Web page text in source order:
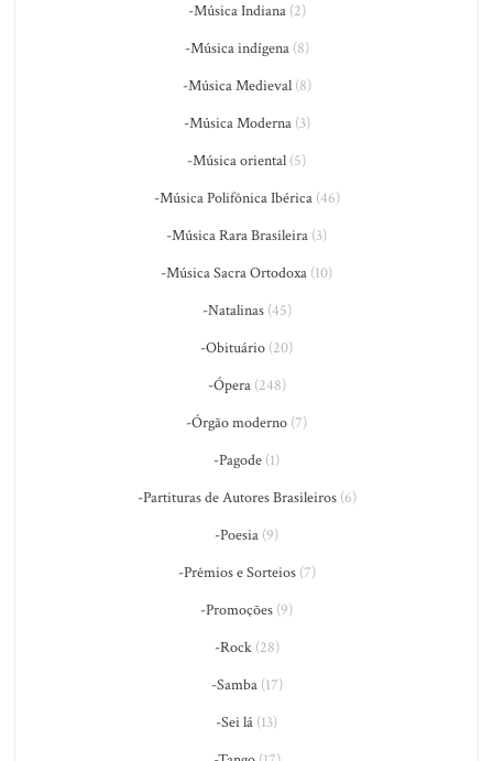
-Música Indiana(2)
-Música indígena(8)
-Música Medieval(8)
-Música Moderna(3)
-Música oriental (5)
-Música Polifônica Ibérica(46)
-Música Rara Brasileira (3)
-Música Sacra Ortodoxa (10)
-Natalinas(45)
-Obituário (20)
-Ópera(248)
-Órgão moderno (7)
-Pagode (1)
-Partituras de Autores Brasileiros(6)
-Poesia (9)
-Prêmios e Sorteios(7)
-Promoções (9)
-Rock(28)
-Samba(17)
-Sei lá (13)